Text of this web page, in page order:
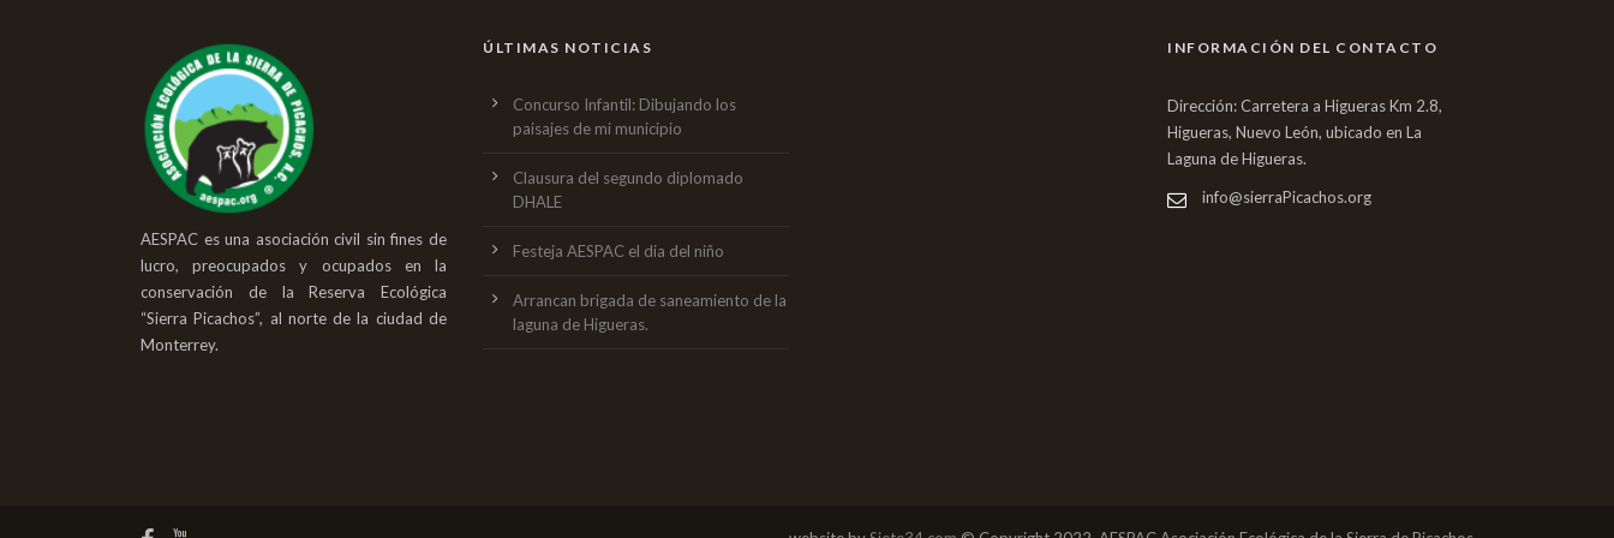
AESPAC es una asociación civil sin fines de
lucro, preocupados y ocupados en la
conservación de la Reserva Ecológica
“Sierra Picachos”, al norte de la ciudad de
Monterrey.
ÚLTIMAS NOTICIAS
Concurso Infantil: Dibujando los
paisajes de mi municipio
Clausura del segundo diplomado
DHALE
Festeja AESPAC el dia del niño
Arrancan brigada de saneamiento de la
laguna de Higueras.
INFORMACIÓN DEL CONTACTO
Dirección: Carretera a Higueras Km 2.8,
Higueras, Nuevo León, ubicado en La
Laguna de Higueras.
info@sierraPicachos.org